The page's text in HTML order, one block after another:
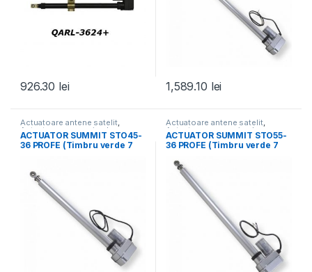
926.30 lei 1,589.10 lei
Actuatoare antene satelit,
Actuatoare panouri solare,
Actuatoare, pozitionere, H-H-uri
Sisteme Fotovoltaice - Solare
ACTUATOR SUMMIT STO45-
36 PROFE (Timbru verde 7
Actuatoare antene satelit,
Actuatoare panouri solare,
Actuatoare, pozitionere, H-H-uri
Sisteme Fotovoltaice - Solare
ACTUATOR SUMMIT STO55-
36 PROFE (Timbru verde 7